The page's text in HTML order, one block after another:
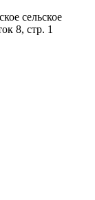
сельское
8, стр. 1